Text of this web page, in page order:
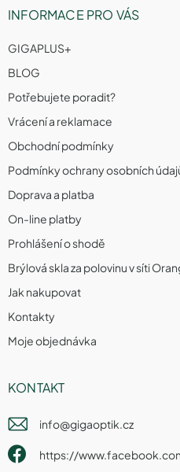
INFORMACE PRO VÁS
GIGAPLUS+
BLOG
Potřebujete poradit?
Vrácení a reklamace
Obchodní podmínky
Podmínky ochrany osobních
Doprava a platba
On-line platby
Prohlášení o shodě
Brýlová skla za polovinu v síti
Jak nakupovat
Kontakty
Moje objednávka
KONTAKT
info@gigaoptik.cz
https://